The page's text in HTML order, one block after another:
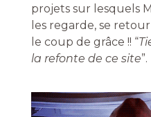
projets sur lesquels
les regarde, se
le coup de grâce !! “
la refonte de ce site”.